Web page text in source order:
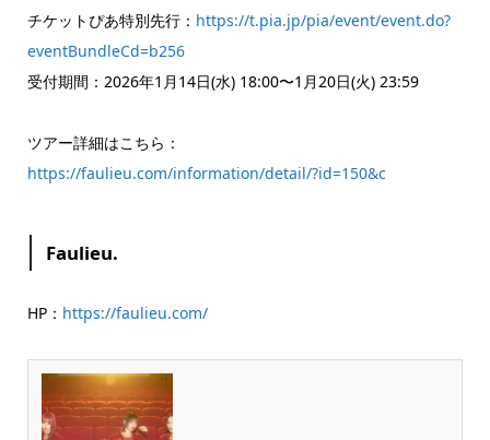
チケットぴあ特別先行： https://t.pia.jp/pia/event/event.do?
eventBundleCd=b256
受付期間：2026年1月14日(水) 18:00〜1月20日(火) 23:59
ツアー詳細はこちら：
https://faulieu.com/information/detail/?id=150&c
Faulieu.
HP： https://faulieu.com/